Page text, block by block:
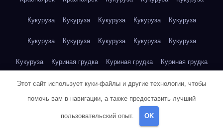
Кукуруза Кукуруза Кукуруза Кукуруза Кукуруза
Кукуруза Кукуруза Кукуруза Кукуруза Кукуруза
Кукуруза Куриная грудка Куриная грудка Куриная грудка
Куриная грудка Куриная грудка Куриная грудка
Куриная грудка Куриная грудка
Куриная грудка
Этот сайт использует куки-файлы и другие технологии, чтобы
помочь вам в навигации, а также предоставить лучший
пользовательский опыт. OK